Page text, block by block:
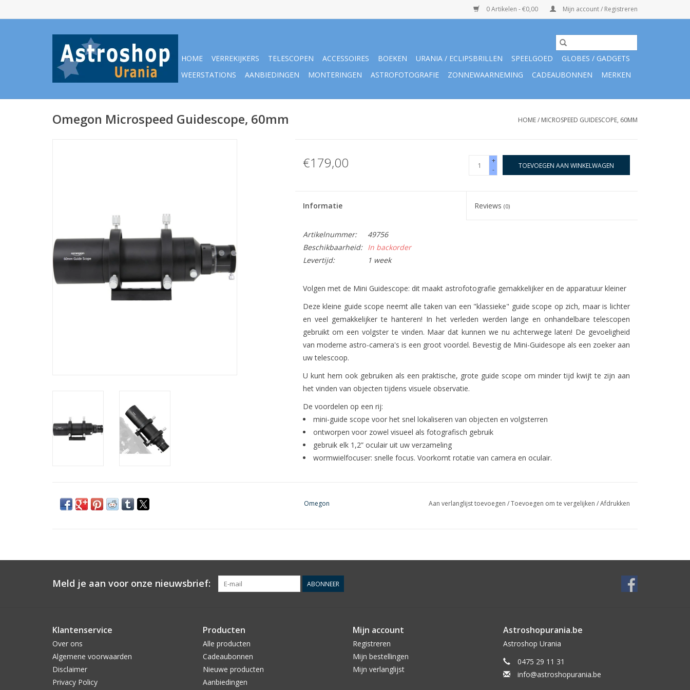
0 Artikelen - €0,00 Mijn account / Registreren
HOME VERREKIJKERS TELESCOPEN ACCESSOIRES BOEKEN URANIA / ECLIPSBRILLEN SPEELGOED
GLOBES / GADGETS
WEERSTATIONS
AANBIEDINGEN MONTERINGEN ASTROFOTOGRAFIE ZONNEWAARNEMING CADEAUBONNEN MERKEN
Omegon Microspeed Guidescope, 60mm HOME/ MICROSPEED GUIDESCOPE, 60MM
€179,00
+
-
TOEVOEGEN AAN WINKELWAGEN
Informatie Reviews(0)
Artikelnummer:
49756
Beschikbaarheid:
In backorder
Levertijd:
1 week
Volgen met de Mini Guidescope: dit maakt astrofotografie gemakkelijker en de apparatuur kleiner
Deze kleine guide scope neemt alle taken van een "klassieke" guide scope op zich, maar is lichter
en veel gemakkelijker te hanteren! In het verleden werden lange en onhandelbare telescopen
gebruikt om een ​​volgster te vinden. Maar dat kunnen we nu achterwege laten! De gevoeligheid
van moderne astro-camera's is een groot voordel. Bevestig de Mini-Guidesope als een zoeker aan
uw telescoop.
U kunt hem ook gebruiken als een praktische, grote guide scope om minder tijd kwijt te zijn aan
het vinden van objecten tijdens visuele observatie.
De voordelen op een rij:
mini-guide scope voor het snel lokaliseren van objecten en volgsterren
ontworpen voor zowel visueel als fotografisch gebruik
gebruik elk 1,2” oculair uit uw verzameling
wormwielfocuser: snelle focus. Voorkomt rotatie van camera en oculair.
ongecompliceerde en precieze aanpassingen van de nauwkeurige focus mogelijk. Het wordt
geleverd met bijpassende buisklemmen en een Synta-Style montageplaat om samenstelling en
montage zo eenvoudig mogelijk te maken.
Omegon Aan verlanglijst toevoegen /Toevoegen om te vergelijken /Afdrukken
Meld je aan voor onze nieuwsbrief: ABONNEER
Klantenservice
Over ons
Algemene voorwaarden
Disclaimer
Privacy Policy
Producten
Alle producten
Cadeaubonnen
Nieuwe producten
Aanbiedingen
Mijn account
Registreren
Mijn bestellingen
Mijn verlanglijst
Astroshopurania.be
Astroshop Urania
0475 29 11 31
info@astroshopurania.be